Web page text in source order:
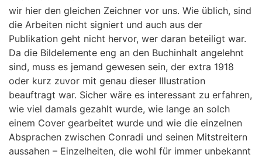
wir hier den gleichen Zeichner vor uns. Wie üblich, sind
die Arbeiten nicht signiert und auch aus der
Publikation geht nicht hervor, wer daran beteiligt war.
Da die Bildelemente eng an den Buchinhalt angelehnt
sind, muss es jemand gewesen sein, der extra 1918
oder kurz zuvor mit genau dieser Illustration
beauftragt war. Sicher wäre es interessant zu erfahren,
wie viel damals gezahlt wurde, wie lange an solch
einem Cover gearbeitet wurde und wie die einzelnen
Absprachen zwischen Conradi und seinen Mitstreitern
aussahen – Einzelheiten, die wohl für immer unbekannt